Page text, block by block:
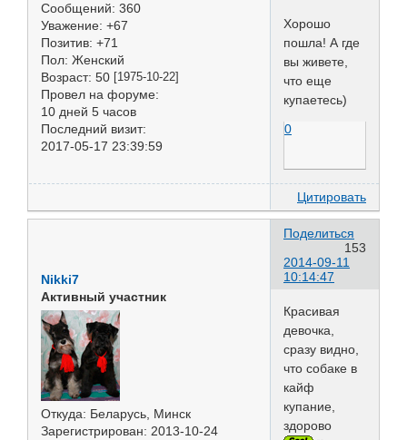
Сообщений: 360
Уважение: +67
Позитив: +71
Пол: Женский
Возраст: 50 [1975-10-22]
Провел на форуме:
10 дней 5 часов
Последний визит:
2017-05-17 23:39:59
Хорошо
пошла! А где
вы живете,
что еще
купаетесь)
0
Цитировать
Поделиться
153
2014-09-11
10:14:47
Nikki7
Активный участник
Откуда: Беларусь, Минск
Зарегистрирован: 2013-10-24
Красивая
девочка,
сразу видно,
что собаке в
кайф
купание,
здорово